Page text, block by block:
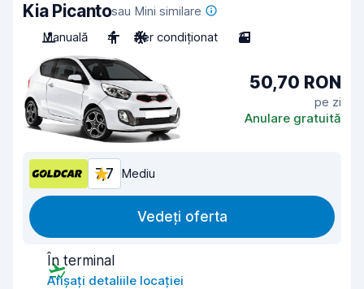
Kia Picantosau Mini similare
Manuală
4 Aer condiționat 3
50,70 RON
pe zi
Anulare gratuită
7,7 Mediu
Vedeți oferta
În terminal
Afișați detaliile locației